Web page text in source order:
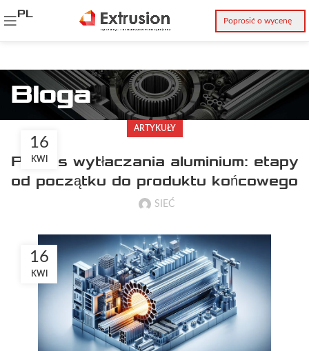
PL
Poprosić o wycenę
Bloga
ARTYKUŁY
Proces wytłaczania aluminium: etapy
od początku do produktu końcowego
SIEĆ
16
KWI
16
KWI